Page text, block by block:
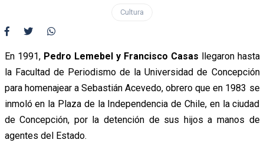
Cultura
En 1991, Pedro Lemebel y Francisco Casas llegaron hasta
la Facultad de Periodismo de la Universidad de Concepción
para homenajear a Sebastián Acevedo, obrero que en 1983 se
inmoló en la Plaza de la Independencia de Chile, en la ciudad
de Concepción, por la detención de sus hijos a manos de
agentes del Estado.